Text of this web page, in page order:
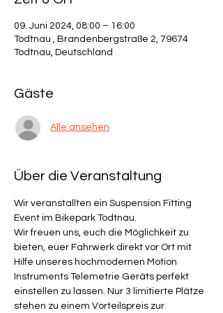
09. Juni 2024, 08:00 – 16:00
Todtnau , Brandenbergstraße 2, 79674
Todtnau, Deutschland
Gäste
Alle ansehen
Über die Veranstaltung
Wir veranstallten ein Suspension Fitting
Event im Bikepark Todtnau.
Wir freuen uns, euch die Möglichkeit zu
bieten, euer Fahrwerk direkt vor Ort mit
Hilfe unseres hochmodernen Motion
Instruments Telemetrie Geräts perfekt
einstellen zu lassen. Nur 3 limitierte Plätze
stehen zu einem Vorteilspreis zur